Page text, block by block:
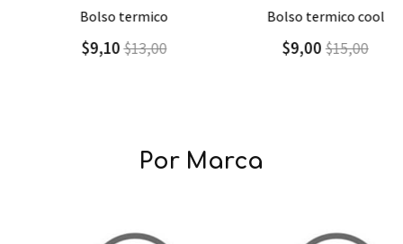
Agregar Detalle
bolso termico
$9,10$13,00
Agregar Detalle
bolso termico cool
$9,00$15,00
Por Marca